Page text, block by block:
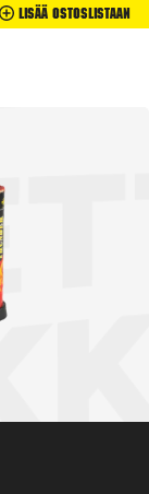
Lisää Ostoslistaan